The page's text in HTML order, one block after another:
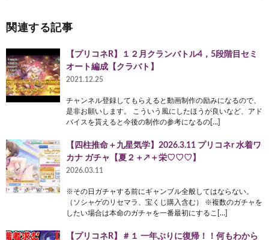
関連する記事
【プリコネR】１２月クランバトル4，5段階目セミ
オート編成【クラバト】
2021.12.25
チャンネル登録してもらえると動画制作の励みになるので、
是非お願いします。 こういう風にしたほうが良いなど、アド
バイスを貰えると今後の制作の参考になるの[…]
【四柱推命＋九星気学】2026.3.11 プリコネr 水着ワ
カナ ガチャ【夏２＋↗＋栄♡♡♡】
2026.03.11
※その日ガチャする前にギャンブル全般してはならない。
（ソシャゲのリセマラ、宝くじ購入含む） ※複数のガチャを
したい場合は本命のガチャを一番最初にするこ[…]
【プリコネR】＃１ 一年ぶりに復帰！！何もわから